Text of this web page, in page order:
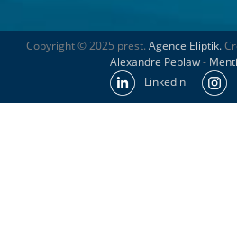
Copyright © 2025 prest. Agence Eliptik.
Alexandre Peplaw-
Linkedin